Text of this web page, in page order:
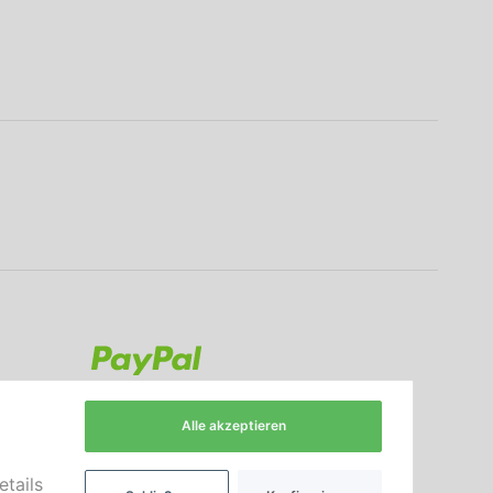
Alle akzeptieren